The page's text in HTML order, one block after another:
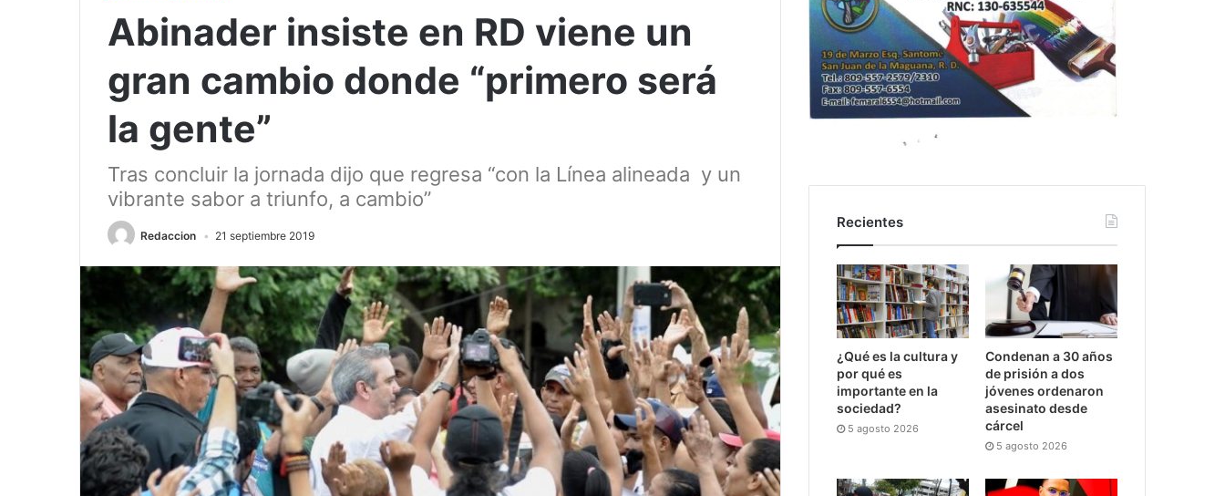
Abinader insiste en RD viene un
gran cambio donde “primero será
la gente”
Tras concluir la jornada dijo que regresa “con la Línea alineada y un
vibrante sabor a triunfo, a cambio”
Redaccion 21 septiembre 2019
Recientes
¿Qué es la cultura y
por qué es
importante en la
sociedad?
5 agosto 2026
Condenan a 30 años
de prisión a dos
jóvenes ordenaron
asesinato desde
cárcel
5 agosto 2026